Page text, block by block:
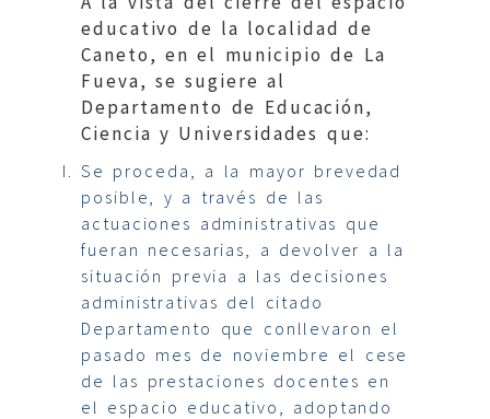
educativo de la localidad de
Caneto, en el municipio de La
Fueva, se sugiere al
Departamento de Educación,
Ciencia y Universidades que:
Se proceda, a la mayor brevedad
posible, y a través de las
actuaciones administrativas que
fueran necesarias, a devolver a la
situación previa a las decisiones
administrativas del citado
Departamento que conllevaron el
pasado mes de noviembre el cese
de las prestaciones docentes en
el espacio educativo, adoptando